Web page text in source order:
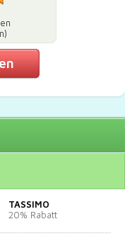
TASSIMO
20% Rabatt